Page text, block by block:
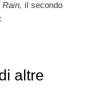
il secondo
:
altre